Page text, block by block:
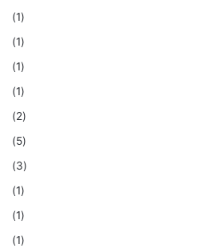
(1)
(1)
(1)
(1)
(2)
(5)
(3)
(1)
(1)
(1)